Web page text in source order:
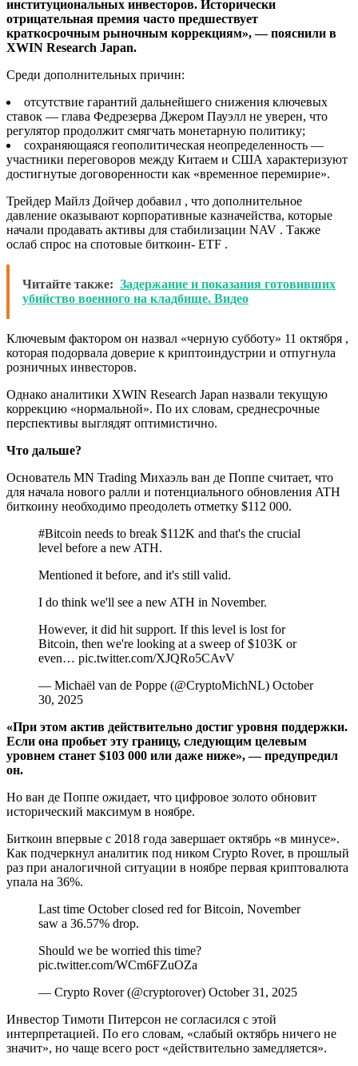
институциональных инвесторов. Исторически
отрицательная премия часто предшествует
краткосрочным рыночным коррекциям», — пояснили в
XWIN Research Japan.
Среди дополнительных причин:
отсутствие гарантий дальнейшего снижения ключевых
ставок — глава Федрезерва Джером Пауэлл не уверен, что
регулятор продолжит смягчать монетарную политику;
сохраняющаяся геополитическая неопределенность —
участники переговоров между Китаем и США характеризуют
достигнутые договоренности как «временное перемирие».
Трейдер Майлз Дойчер добавил , что дополнительное
давление оказывают корпоративные казначейства, которые
начали продавать активы для стабилизации NAV . Также
ослаб спрос на спотовые биткоин- ETF .
Читайте также: Задержание и показания готовивших
убийство военного на кладбище. Видео
Ключевым фактором он назвал «черную субботу» 11 октября ,
которая подорвала доверие к криптоиндустрии и отпугнула
розничных инвесторов.
Однако аналитики XWIN Research Japan назвали текущую
коррекцию «нормальной». По их словам, среднесрочные
перспективы выглядят оптимистично.
Что дальше?
Основатель MN Trading Михаэль ван де Поппе считает, что
для начала нового ралли и потенциального обновления ATH
биткоину необходимо преодолеть отметку $112 000.
#Bitcoin needs to break $112K and that's the crucial
level before a new ATH.
Mentioned it before, and it's still valid.
I do think we'll see a new ATH in November.
However, it did hit support. If this level is lost for
Bitcoin, then we're looking at a sweep of $103K or
even… pic.twitter.com/XJQRo5CAvV
— Michaël van de Poppe (@CryptoMichNL) October
30, 2025
«При этом актив действительно достиг уровня поддержки.
Если она пробьет эту границу, следующим целевым
уровнем станет $103 000 или даже ниже», — предупредил
он.
Но ван де Поппе ожидает, что цифровое золото обновит
исторический максимум в ноябре.
Биткоин впервые с 2018 года завершает октябрь «в минусе».
Как подчеркнул аналитик под ником Crypto Rover, в прошлый
раз при аналогичной ситуации в ноябре первая криптовалюта
упала на 36%.
Last time October closed red for Bitcoin, November
saw a 36.57% drop.
Should we be worried this time?
pic.twitter.com/WCm6FZuOZa
— Crypto Rover (@cryptorover) October 31, 2025
Инвестор Тимоти Питерсон не согласился с этой
интерпретацией. По его словам, «слабый октябрь ничего не
значит», но чаще всего рост «действительно замедляется».